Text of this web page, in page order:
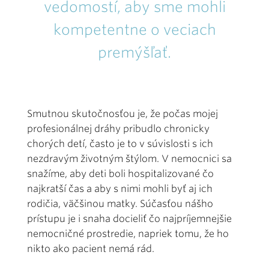
vedomostí, aby sme mohli
kompetentne o veciach
premýšľať.
Smutnou skutočnosťou je, že počas mojej
profesionálnej dráhy pribudlo chronicky
chorých detí, často je to v súvislosti s ich
nezdravým životným štýlom. V nemocnici sa
snažíme, aby deti boli hospitalizované čo
najkratší čas a aby s nimi mohli byť aj ich
rodičia, väčšinou matky. Súčasťou nášho
prístupu je i snaha docieliť čo najpríjemnejšie
nemocničné prostredie, napriek tomu, že ho
nikto ako pacient nemá rád.